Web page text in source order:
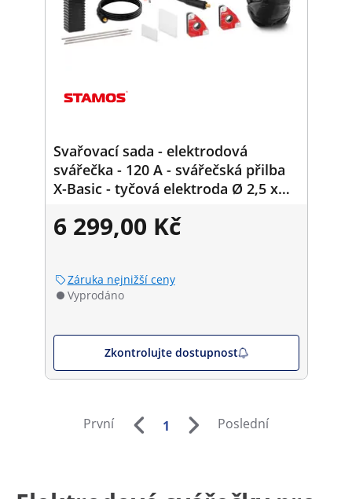
Svařovací sada - elektrodová
svářečka - 120 A - svářečská přilba
X-Basic - tyčová elektroda Ø 2,5 x
30/45/60/90° - 15 kg
6 299,00 Kč
Záruka nejnižší ceny
Vyprodáno
Zkontrolujte dostupnost
První 1 Poslední